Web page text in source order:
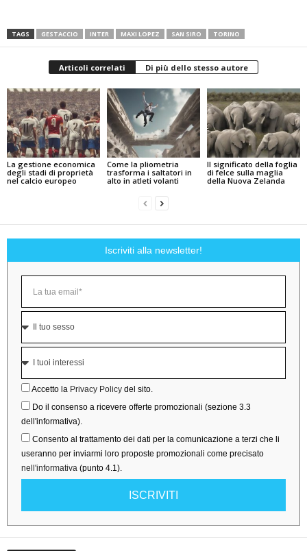
TAGS GESTACCIO INTER MAXI LOPEZ SAN SIRO TORINO
Articoli correlati Di più dello stesso autore
La gestione economica
degli stadi di proprietà
nel calcio europeo
Come la pliometria
trasforma i saltatori in
alto in atleti volanti
Il significato della foglia
di felce sulla maglia
della Nuova Zelanda
Iscriviti alla newsletter!
Accetto la Privacy Policy del sito.
Do il consenso a ricevere offerte promozionali (sezione 3.3
dell'informativa).
Consento al trattamento dei dati per la comunicazione a terzi che li
useranno per inviarmi loro proposte promozionali come precisato
nell'informativa (punto 4.1).
ISCRIVITI